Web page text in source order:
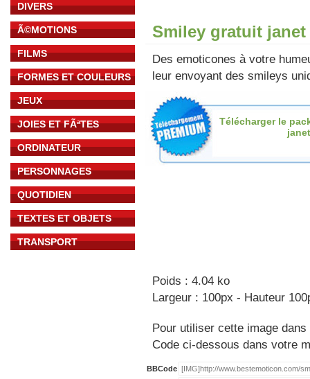
DIVERS
Ã©MOTIONS
FILMS
FORMES ET COULEURS
JEUX
JOIES ET FÃªTES
ORDINATEUR
PERSONNAGES
QUOTIDIEN
TEXTES ET OBJETS
TRANSPORT
Smiley gratuit janet
Des emoticones à votre
leur envoyant des smileys
Télécharger le
Poids : 4.04 ko
Largeur : 100px - Hauteur
Pour utiliser cette image
Code ci-dessous dans votre
BBCode